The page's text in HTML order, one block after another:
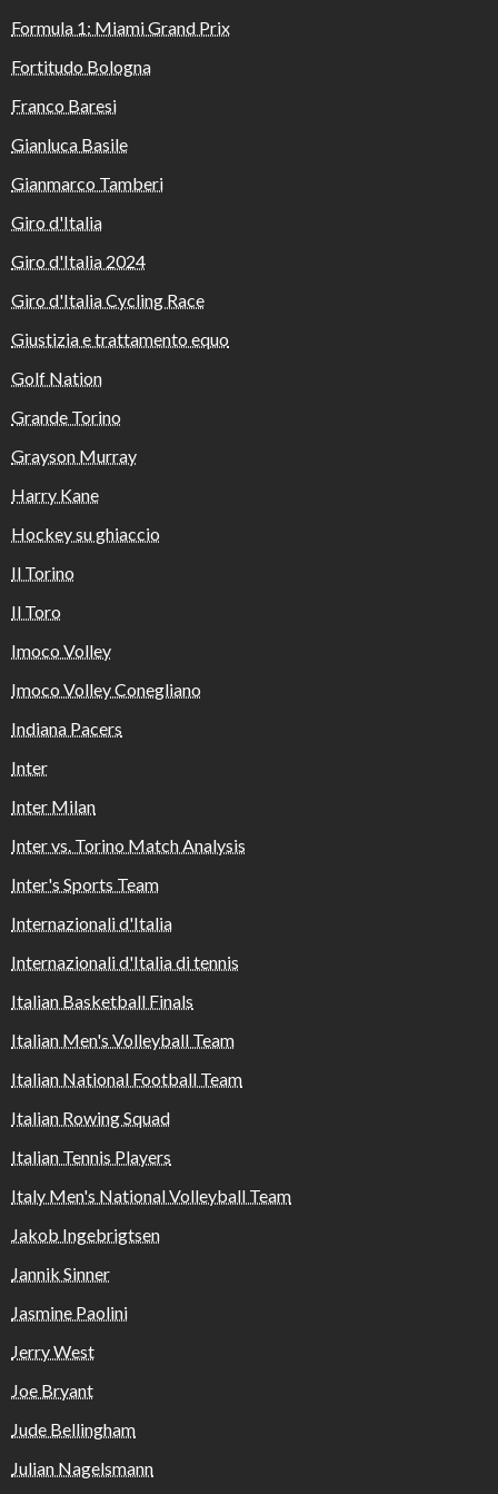
Formula 1: Miami Grand Prix
Fortitudo Bologna
Franco Baresi
Gianluca Basile
Gianmarco Tamberi
Giro d'Italia
Giro d'Italia 2024
Giro d'Italia Cycling Race
Giustizia e trattamento equo
Golf Nation
Grande Torino
Grayson Murray
Harry Kane
Hockey su ghiaccio
Il Torino
Il Toro
Imoco Volley
Imoco Volley Conegliano
Indiana Pacers
Inter
Inter Milan
Inter vs. Torino Match Analysis
Inter's Sports Team
Internazionali d'Italia
Internazionali d'Italia di tennis
Italian Basketball Finals
Italian Men's Volleyball Team
Italian National Football Team
Italian Rowing Squad
Italian Tennis Players
Italy Men's National Volleyball Team
Jakob Ingebrigtsen
Jannik Sinner
Jasmine Paolini
Jerry West
Joe Bryant
Jude Bellingham
Julian Nagelsmann